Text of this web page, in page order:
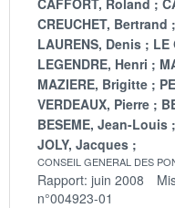
CREUCHET, Bertrand
LAURENS, Denis
LE
LEGENDRE, Henri
MAZIERE, Brigitte
VERDEAUX, Pierre
BESEME, Jean-Louis
JOLY, Jacques
CONSEIL GENERAL DES
Rapport: juin 2008
n°004923-01